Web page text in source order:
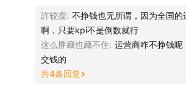
許较瘦: 不挣钱也无所谓，因为全国的
啊，只要kpi不是倒数就行
这么胖藏也藏不住: 运营商咋不挣钱呢
交钱的
共4条回复